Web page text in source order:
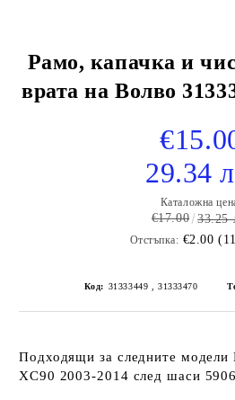
Рамо, капачка и
врата на Волво
29.34
Каталожна
€17.00 33.25
Отстъпка: €2.00
Код: 31333449 , 31333470
Подходящи за следните модели
XC90 2003-2014 след шаси